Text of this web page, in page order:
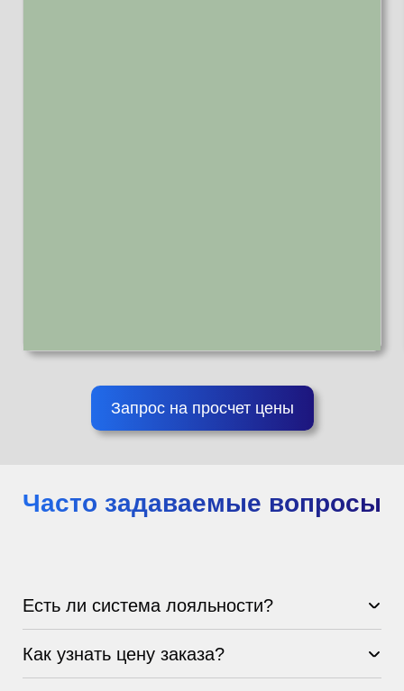
Запрос на просчет цены
Часто задаваемые вопросы
Есть ли система лояльности?
Как узнать цену заказа?